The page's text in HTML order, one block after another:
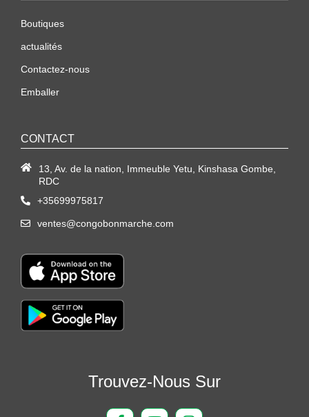
Boutiques
actualités
Contactez-nous
Emballer
CONTACT
13, Av. de la nation, Immeuble Yetu, Kinshasa Gombe,
RDC
+35699975817
ventes@congobonmarche.com
Trouvez-Nous Sur